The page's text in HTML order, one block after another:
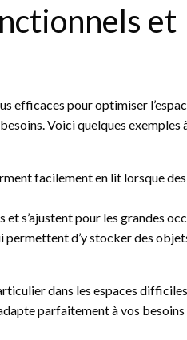
et
efficaces pour optimiser
Voici quelques exemples
facilement en lit lorsque
s’ajustent pour les grandes
permettent d’y stocker des
dans les espaces
parfaitement à vos